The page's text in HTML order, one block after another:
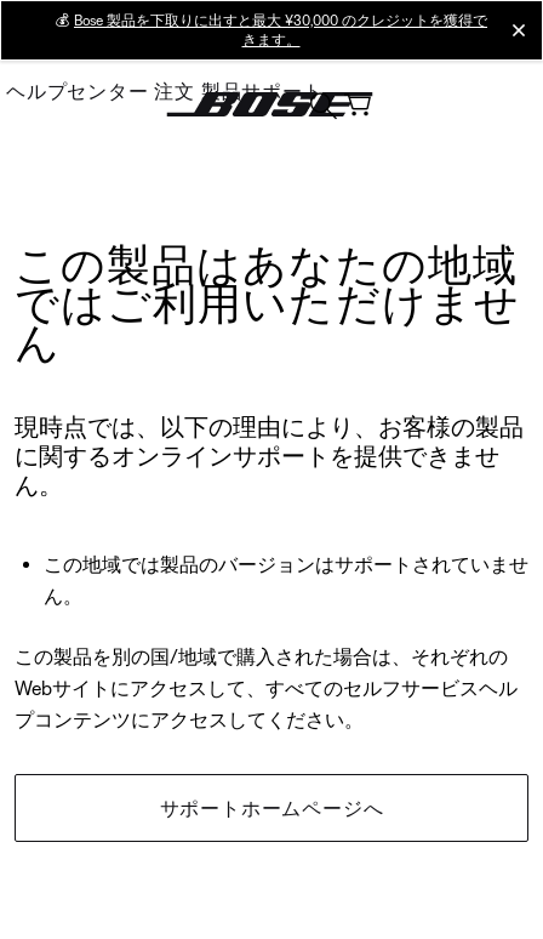
Main
💰 Bose 製品を下取りに出すと最大 ¥30,000 のクレジットを獲得で
きます。
ヘルプセンター 注文 製品サポート
この製品はあなたの地域
ではご利用いただけませ
ん
現時点では、以下の理由により、お客様の製品
に関するオンラインサポートを提供できませ
ん。
この地域では製品のバージョンはサポートされていませ
ん。
この製品を別の国/地域で購入された場合は、それぞれの
Webサイトにアクセスして、すべてのセルフサービスヘル
プコンテンツにアクセスしてください。
サポートホームページへ